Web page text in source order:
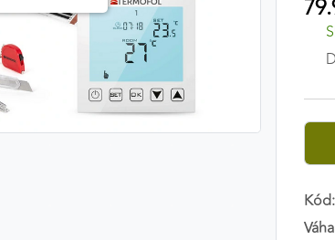
Kód: